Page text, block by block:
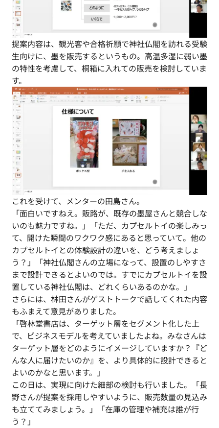
提案内容は、観光客や合格祈願で神社仏閣を訪れる受験
生向けに、墨を販売するというもの。高温多湿に弱い墨
の特性を考慮して、桐箱に入れての販売を検討していま
す。
これを受けて、メンターの田島さん。
「面白いですねえ。販路が、既存の墨屋さんと競合しな
いのも魅力ですね。」「ただ、カプセルトイの楽しみっ
て、開けた瞬間のワクワク感にあると思っていて。他の
カプセルトイとの体験設計の違いを、どう考えましょ
う？」「神社仏閣さんの立場になって、設置のしやすさ
まで設計できるとよいのでは。すでにカプセルトイを設
置している神社仏閣は、どれくらいあるのかな。」
さらには、林田さんがゲストトークで話してくれた内容
もふまえて意見がありました。
「啓林堂書店は、ターゲット層をセグメント化した上
で、ビジネスモデルを考えていましたよね。みなさんは
ターゲット層をどのようにイメージしていますか？『ど
んな人に届けたいのか』を、より具体的に設計できると
よいのかなと思います。」
この日は、実現に向けた細部の検討も行いました。「長
野さんが提案を採用しやすいように、販売数量の見込み
も立ててみましょう。」「在庫の管理や補充は誰が行
う？」